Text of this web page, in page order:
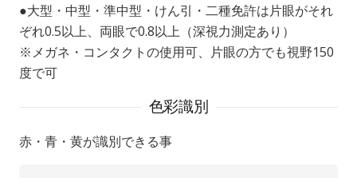
●大型・中型・準中型・けん引・二種免許は片眼がそれ
ぞれ0.5以上、両眼で0.8以上（深視力測定あり）
※メガネ・コンタクトの使用可、片眼の方でも視野150
度で可
色彩識別
赤・青・黄が識別できる事